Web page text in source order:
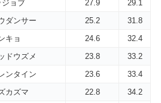
ジョブ 27.9
29.1
ダンサー 25.2
31.8
キョ 24.6
32.4
ドウズメ 23.8
33.2
ンタイン 23.6
33.4
カズマ 22.8
34.2